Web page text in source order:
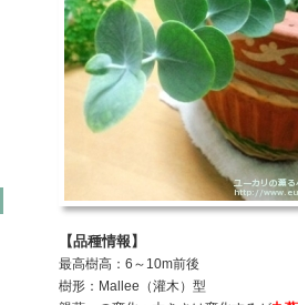
【品種情報】
最高樹高：6～10m前後
樹形：Mallee（灌木）型